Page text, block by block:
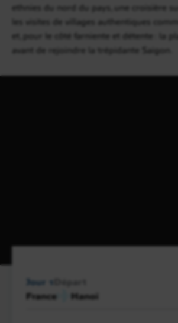
ethnies du nord du pays, une croisière
les visites de villages authentiques
et, pour le côté farniente et détente : la
avant de rejoindre la trépidante Saigon.
Jour 1
France
Hanoï